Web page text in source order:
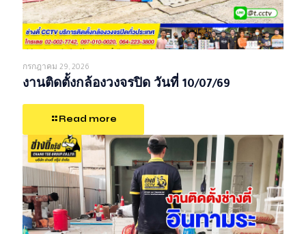
กรกฎาคม 29, 2026
งานติดตั้งกล้องวงจรปิด วันที่ 10/07/69
Read more